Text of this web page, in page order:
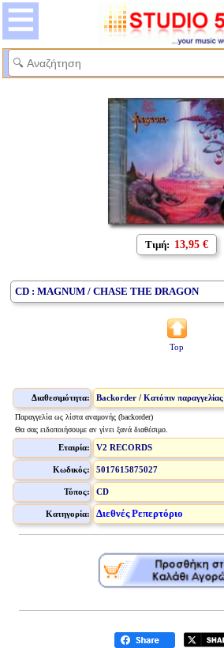
Τιμή: 13,95 €
CD : MAGNUM / CHASE THE DRAGON
Top
Διαθεσιμότητα: Backorder / Κατόπιν παραγγελίας
Παραγγελία ως λίστα αναμονής (backorder)
Θα σας ειδοποιήσουμε αν γίνει ξανά διαθέσιμο.
Εταιρία: V2 RECORDS
Κωδικός: 5017615875027
Τύπος: CD
Κατηγορία: Διεθνές Ρεπερτόριο